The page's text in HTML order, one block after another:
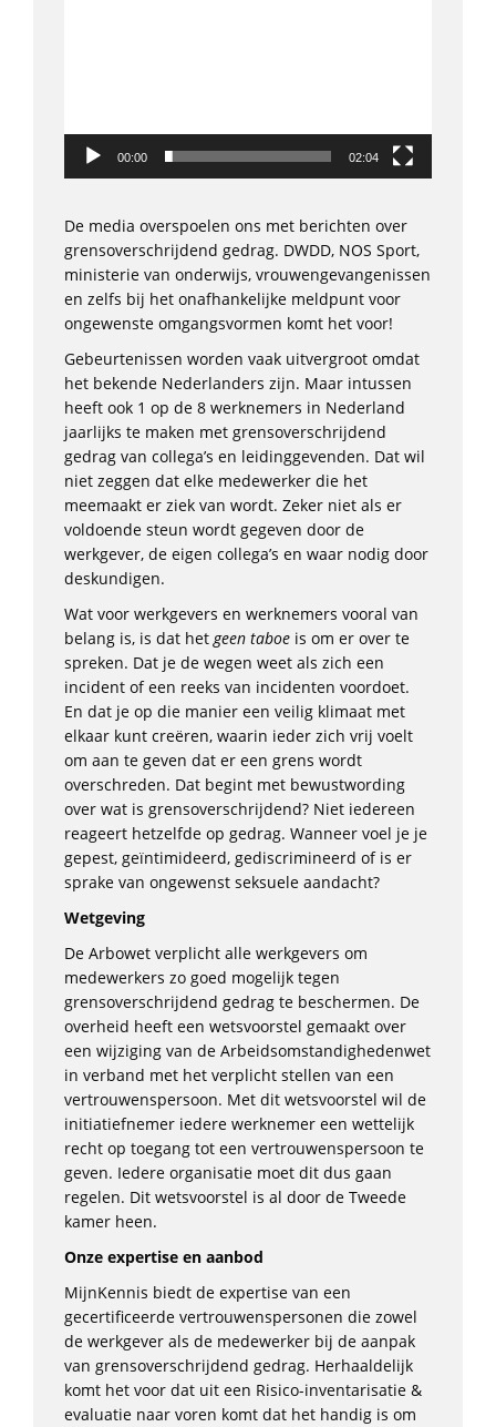
00:00 02:04
De media overspoelen ons met berichten over
grensoverschrijdend gedrag. DWDD, NOS Sport,
ministerie van onderwijs, vrouwengevangenissen
en zelfs bij het onafhankelijke meldpunt voor
ongewenste omgangsvormen komt het voor!
Gebeurtenissen worden vaak uitvergroot omdat
het bekende Nederlanders zijn. Maar intussen
heeft ook 1 op de 8 werknemers in Nederland
jaarlijks te maken met grensoverschrijdend
gedrag van collega’s en leidinggevenden. Dat wil
niet zeggen dat elke medewerker die het
meemaakt er ziek van wordt. Zeker niet als er
voldoende steun wordt gegeven door de
werkgever, de eigen collega’s en waar nodig door
deskundigen.
Wat voor werkgevers en werknemers vooral van
belang is, is dat hetgeen taboe is om er over te
spreken. Dat je de wegen weet als zich een
incident of een reeks van incidenten voordoet.
En dat je op die manier een veilig klimaat met
elkaar kunt creëren, waarin ieder zich vrij voelt
om aan te geven dat er een grens wordt
overschreden. Dat begint met bewustwording
over wat is grensoverschrijdend? Niet iedereen
reageert hetzelfde op gedrag. Wanneer voel je je
gepest, geïntimideerd, gediscrimineerd of is er
sprake van ongewenst seksuele aandacht?
Wetgeving
De Arbowet verplicht alle werkgevers om
medewerkers zo goed mogelijk tegen
grensoverschrijdend gedrag te beschermen. De
overheid heeft een wetsvoorstel gemaakt over
een wijziging van de Arbeidsomstandighedenwet
in verband met het verplicht stellen van een
vertrouwenspersoon. Met dit wetsvoorstel wil de
initiatiefnemer iedere werknemer een wettelijk
recht op toegang tot een vertrouwenspersoon te
geven. Iedere organisatie moet dit dus gaan
regelen. Dit wetsvoorstel is al door de Tweede
kamer heen.
Onze expertise en aanbod
MijnKennis biedt de expertise van een
gecertificeerde vertrouwenspersonen die zowel
de werkgever als de medewerker bij de aanpak
van grensoverschrijdend gedrag. Herhaaldelijk
komt het voor dat uit een Risico-inventarisatie &
evaluatie naar voren komt dat het handig is om